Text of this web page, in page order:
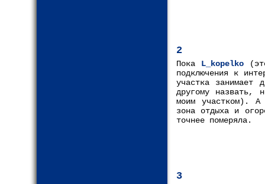
2
Пока L_kopelko
подключения к
участка
другому назвать,
моим участком). А
зона отдыха и
точнее померяла.
3